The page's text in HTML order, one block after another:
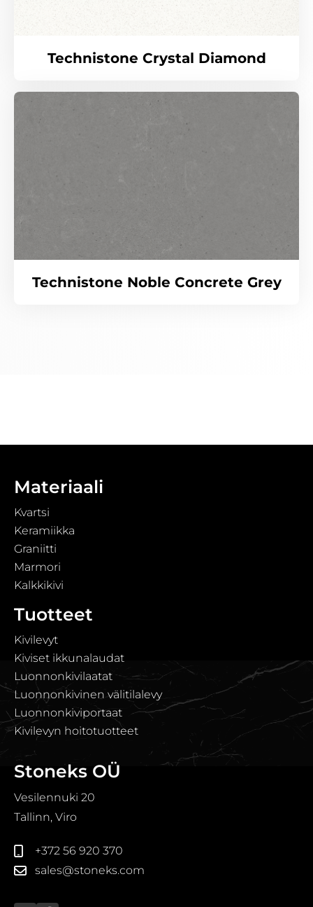
Technistone Crystal Diamond
Technistone Noble Concrete Grey
Materiaali
Kvartsi
Keramiikka
Graniitti
Marmori
Kalkkikivi
Tuotteet
Kivilevyt
Kiviset ikkunalaudat
Luonnonkivilaatat
Luonnonkivinen välitilalevy
Luonnonkiviportaat
Kivilevyn hoitotuotteet
Stoneks OÜ
Vesilennuki 20
Tallinn, Viro
+372 56 920 370
sales@stoneks.com